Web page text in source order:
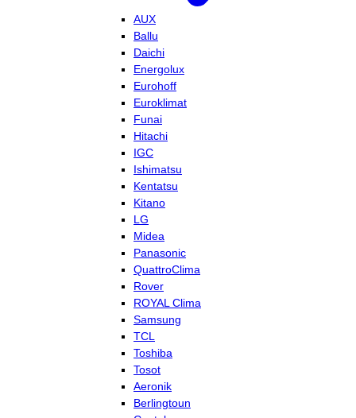
AUX
Ballu
Daichi
Energolux
Eurohoff
Euroklimat
Funai
Hitachi
IGC
Ishimatsu
Kentatsu
Kitano
LG
Midea
Panasonic
QuattroClima
Rover
ROYAL Clima
Samsung
TCL
Toshiba
Tosot
Aeronik
Berlingtoun